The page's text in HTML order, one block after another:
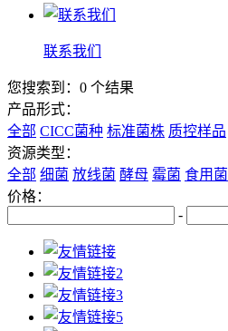
联系我们
您搜索到：0 个结果
产品形式：
全部 CICC菌种 标准菌株 质控样品
资源类型：
全部 细菌 放线菌 酵母 霉菌 食用菌
价格：
-